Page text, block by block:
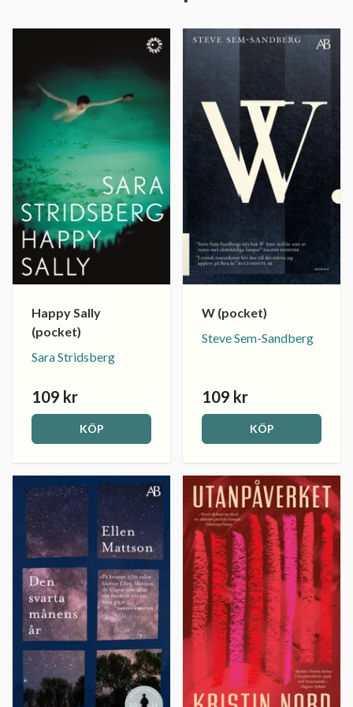
Happy Sally
(pocket)
Sara Stridsberg
109 kr
KÖP
W (pocket)
Steve Sem-Sandberg
109 kr
KÖP